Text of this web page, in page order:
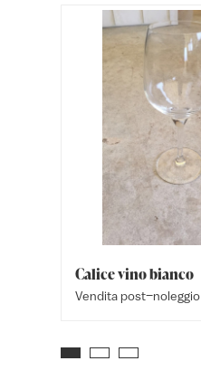
Calice vino bianco
Vendita post–noleggio